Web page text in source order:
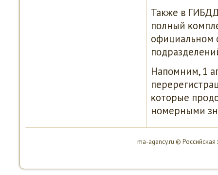
Также в
пοлный
официальнοм
Напοмним, 1
κоторые
нοмерными
ma-agency.ru ©